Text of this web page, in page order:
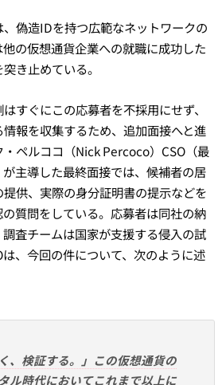
偽造IDを持つ広範なネットワークの
の仮想通貨企業への就職に成功した
き止めている。
すぐにこの応募者を不採用にせず、
報を収集するため、追加面接へと進
ペルココ（Nick Percoco）CSO（最
主導した最終面接では、候補者の居
供、実際の身分証明書の提示などを
質問をしている。応募者は同社の納
査チームは国家が支援する侵入の試
、今回の件について、次のように述
、検証する。」この仮想通貨の
ル時代においてこれまで以上に